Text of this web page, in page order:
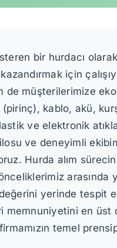
bir hurdacı
için
de müşterilerimize
(pirinç), kablo, akü,
ve elektronik
ve deneyimli
Hurda alım
arasında
yerinde tespit
memnuniyetini en
temel